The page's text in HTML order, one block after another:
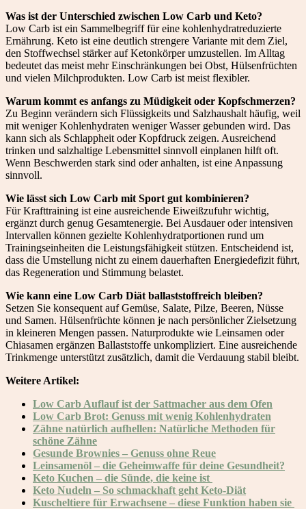
Was ist der Unterschied zwischen Low Carb und Keto?
Low Carb ist ein Sammelbegriff für eine kohlenhydratreduzierte
Ernährung. Keto ist eine deutlich strengere Variante mit dem Ziel,
den Stoffwechsel stärker auf Ketonkörper umzustellen. Im Alltag
bedeutet das meist mehr Einschränkungen bei Obst, Hülsenfrüchten
und vielen Milchprodukten. Low Carb ist meist flexibler.
Warum kommt es anfangs zu Müdigkeit oder Kopfschmerzen?
Zu Beginn verändern sich Flüssigkeits und Salzhaushalt häufig, weil
mit weniger Kohlenhydraten weniger Wasser gebunden wird. Das
kann sich als Schlappheit oder Kopfdruck zeigen. Ausreichend
trinken und salzhaltige Lebensmittel sinnvoll einplanen hilft oft.
Wenn Beschwerden stark sind oder anhalten, ist eine Anpassung
sinnvoll.
Wie lässt sich Low Carb mit Sport gut kombinieren?
Für Krafttraining ist eine ausreichende Eiweißzufuhr wichtig,
ergänzt durch genug Gesamtenergie. Bei Ausdauer oder intensiven
Intervallen können gezielte Kohlenhydratportionen rund um
Trainingseinheiten die Leistungsfähigkeit stützen. Entscheidend ist,
dass die Umstellung nicht zu einem dauerhaften Energiedefizit führt,
das Regeneration und Stimmung belastet.
Wie kann eine Low Carb Diät ballaststoffreich bleiben?
Setzen Sie konsequent auf Gemüse, Salate, Pilze, Beeren, Nüsse
und Samen. Hülsenfrüchte können je nach persönlicher Zielsetzung
in kleineren Mengen passen. Naturprodukte wie Leinsamen oder
Chiasamen ergänzen Ballaststoffe unkompliziert. Eine ausreichende
Trinkmenge unterstützt zusätzlich, damit die Verdauung stabil bleibt.
Weitere Artikel:
Low Carb Auflauf ist der Sattmacher aus dem Ofen
Low Carb Brot: Genuss mit wenig Kohlenhydraten
Zähne natürlich aufhellen: Natürliche Methoden für
schöne Zähne
Gesunde Brownies – Genuss ohne Reue
Leinsamenöl – die Geheimwaffe für deine Gesundheit?
Keto Kuchen – die Sünde, die keine ist
Keto Nudeln – So schmackhaft geht Keto-Diät
Kuscheltiere für Erwachsene – diese Funktion haben sie